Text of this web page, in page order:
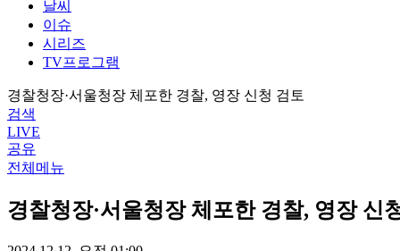
날씨
이슈
시리즈
TV프로그램
경찰청장·서울청장 체포한 경찰, 영장 신청 검토
검색
LIVE
공유
전체메뉴
경찰청장·서울청장 체포한 경찰, 영장 신